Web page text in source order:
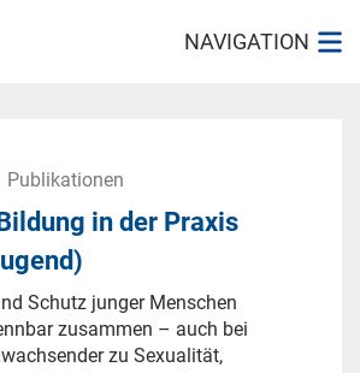
NAVIGATION
Publikationen
in der Praxis
Schutz junger Menschen
zusammen – auch bei
zu Sexualität,